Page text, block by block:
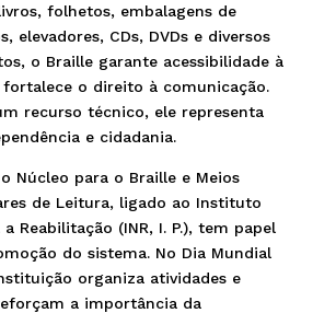
folhetos, embalagens de
elevadores, CDs, DVDs e diversos
o Braille garante acessibilidade à
o direito à comunicação.
recurso técnico, ele representa
e cidadania.
Núcleo para o Braille e Meios
de Leitura, ligado ao Instituto
Reabilitação (INR, I. P.), tem papel
do sistema. No Dia Mundial
organiza atividades e
a importância da